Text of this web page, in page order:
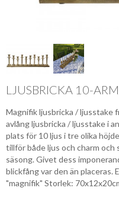
LJUSBRICKA 10-
Magnifik ljusbricka / ljusstake
avlång ljusbricka / ljusstake i
plats för 10 ljus i tre olika
tillför både ljus och charm
säsong. Givet dess
blickfång var den än placeras.
"magnifik" Storlek: